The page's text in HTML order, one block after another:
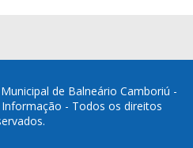
de Balneário Camboriú -
- Todos os direitos